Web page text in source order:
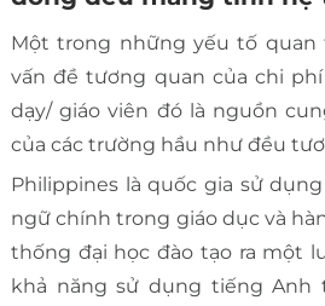
Một trong những yếu tố quan
vấn đề tương quan của chi
dạy/ giáo viên đó là nguồn
của các trường hầu như đều
Philippines là quốc gia sử
ngữ chính trong giáo dục và
thống đại học đào tạo ra một
khả năng sử dụng tiếng Anh